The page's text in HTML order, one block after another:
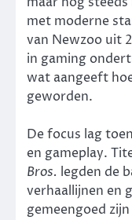
met moderne
van Newzoo uit
in gaming
wat aangeeft
geworden.
De focus lag
en gameplay.
Bros. legden de
verhaallijnen en
gemeengoed